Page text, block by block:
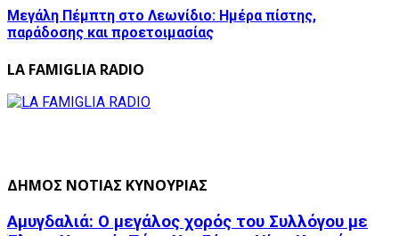
Μεγάλη Πέμπτη στο Λεωνίδιο: Ημέρα πίστης,
παράδοσης και προετοιμασίας
LA FAMIGLIA RADIO
ΔΗΜΟΣ ΝΟΤΙΑΣ ΚΥΝΟΥΡΙΑΣ
Αμυγδαλιά: Ο μεγάλος χορός του Συλλόγου με